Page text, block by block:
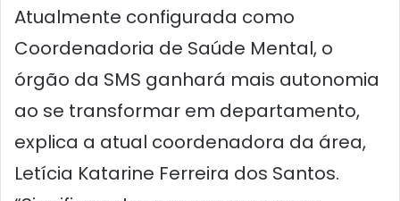
Atualmente configurada como
Coordenadoria de Saúde Mental, o
órgão da SMS ganhará mais autonomia
ao se transformar em departamento,
explica a atual coordenadora da área,
Letícia Katarine Ferreira dos Santos.